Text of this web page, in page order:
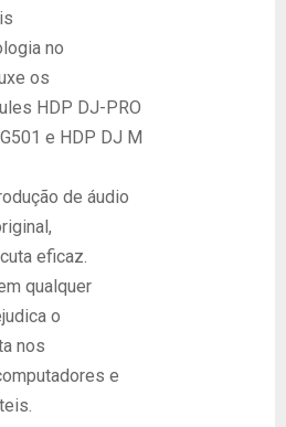
no
os
HDP DJ-PRO
e HDP DJ M
de áudio
eficaz.
qualquer
o
nos
e